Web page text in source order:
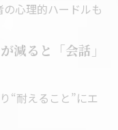
の心理的ハードルも
減ると「会話」
“耐えること”にエ